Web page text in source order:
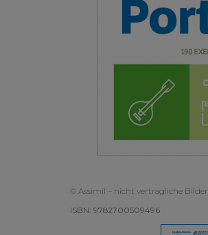
© Assimil – nicht vertragliche Bilder
ISBN: 9782700509496